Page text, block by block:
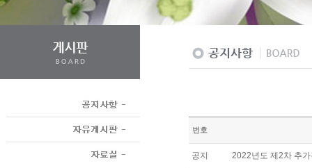
번호
공지 2022년도 제2차 추